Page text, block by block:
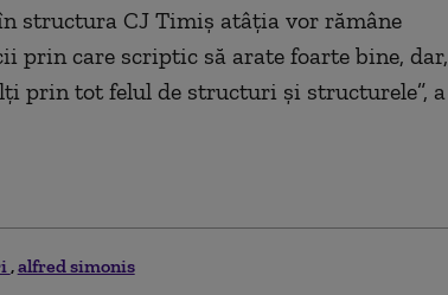
structura CJ Timiş atâţia vor rămâne
prin care scriptic să arate foarte bine, dar,
prin tot felul de structuri şi structurele”, a
alfred simonis